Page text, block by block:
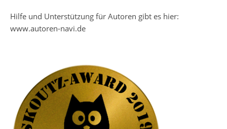
Hilfe und Unterstützung für Autoren gibt es hier:
www.autoren-navi.de